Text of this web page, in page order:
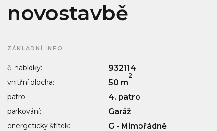
novostavbě
ZÁKLADNÍ INFO
č. nabídky: 932114
vnitřní plocha: 50 m
2
patro: 4. patro
parkování: Garáž
energetický štítek:
G - Mimořádně